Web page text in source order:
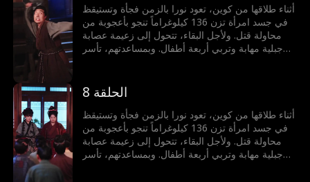
أثناء طلاقها من كوين، تعود نورا بالزمن فجأة وتستيقظ
في جسد امرأة تزن 136 كيلوغراماً تنجو بأعجوبة من
محاولة قتل. ولأجل البقاء، تتحول إلى زعيمة عصابة
جبلية مهابة وتربي أربعة أطفال. وبمساعدتهم، تأسر
الحلقة 8
أثناء طلاقها من كوين، تعود نورا بالزمن فجأة وتستيقظ
في جسد امرأة تزن 136 كيلوغراماً تنجو بأعجوبة من
محاولة قتل. ولأجل البقاء، تتحول إلى زعيمة عصابة
جبلية مهابة وتربي أربعة أطفال. وبمساعدتهم، تأسر